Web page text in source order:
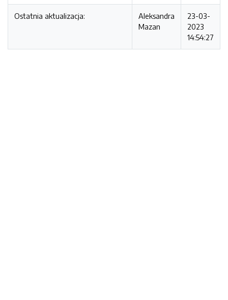
Ostatnia aktualizacja:
Aleksandra
Mazan
23-03-
2023
14:54:27